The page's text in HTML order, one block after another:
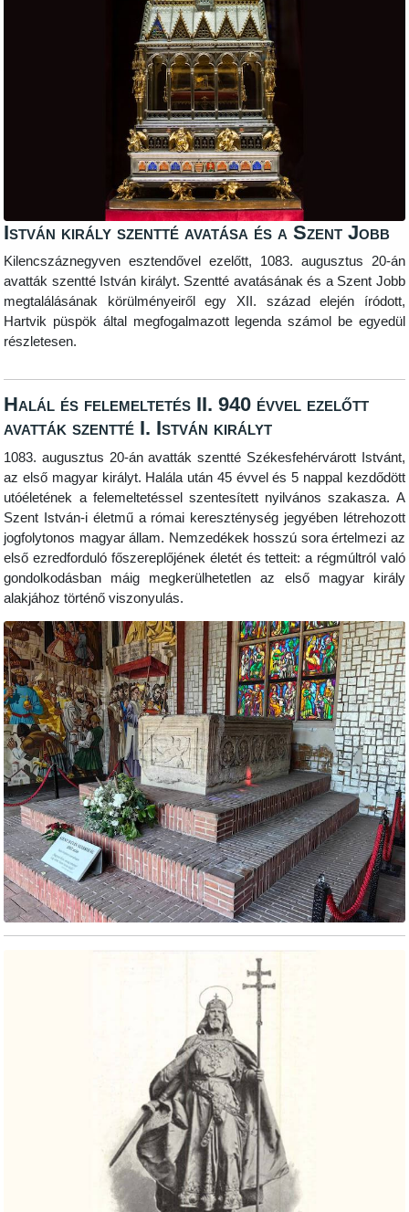
István király szentté avatása és a Szent Jobb
Kilencszáznegyven esztendővel ezelőtt, 1083. augusztus 20-án
avatták szentté István királyt. Szentté avatásának és a Szent Jobb
megtalálásának körülményeiről egy XII. század elején íródott,
Hartvik püspök által megfogalmazott legenda számol be egyedül
részletesen.
Halál és felemeltetés II. 940 évvel ezelőtt
avatták szentté I. István királyt
1083. augusztus 20-án avatták szentté Székesfehérvárott Istvánt,
az első magyar királyt. Halála után 45 évvel és 5 nappal kezdődött
utóéletének a felemeltetéssel szentesített nyilvános szakasza. A
Szent István-i életmű a római kereszténység jegyében létrehozott
jogfolytonos magyar állam. Nemzedékek hosszú sora értelmezi az
első ezredforduló főszereplőjének életét és tetteit: a régmúltról való
gondolkodásban máig megkerülhetetlen az első magyar király
alakjához történő viszonyulás.